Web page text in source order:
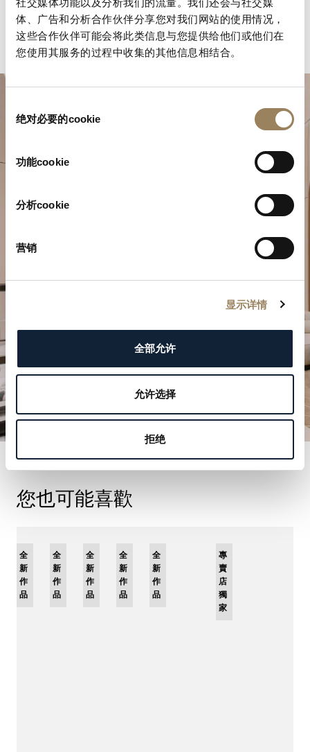
体、广告和分析合作伙伴分享您对我们网站的使用情况，
这些合作伙伴可能会将此类信息与您提供给他们或他们在
您使用其服务的过程中收集的其他信息相结合。
绝对必要的cookie
功能cookie
分析cookie
营销
显示详情
全部允许
允许选择
拒绝
您也可能喜歡
全
新
作
品
全
新
作
品
全
新
作
品
全
新
作
品
全
新
作
品
專
賣
店
獨
家